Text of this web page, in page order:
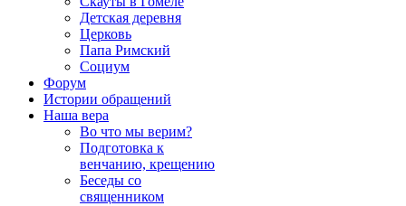
Детская деревня
Церковь
Папа Римский
Социум
Форум
Истории обращений
Наша вера
Во что мы верим?
Подготовка к
венчанию, крещению
Беседы со
священником